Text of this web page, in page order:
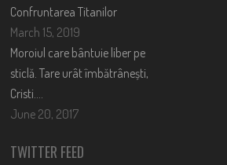
Confruntarea Titanilor
March 15, 2019
Moroiul care bântuie liber pe
sticlă. Tare urât îmbătrânești,
Cristi….
June 20, 2017
TWITTER FEED